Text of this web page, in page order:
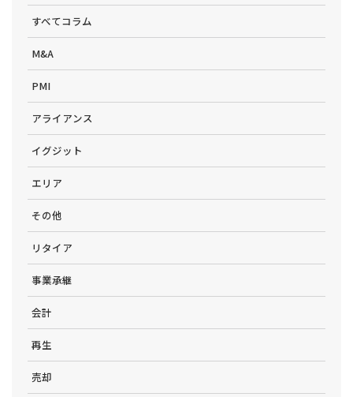
すべてコラム
M&A
PMI
アライアンス
イグジット
エリア
その他
リタイア
事業承継
会計
再生
売却